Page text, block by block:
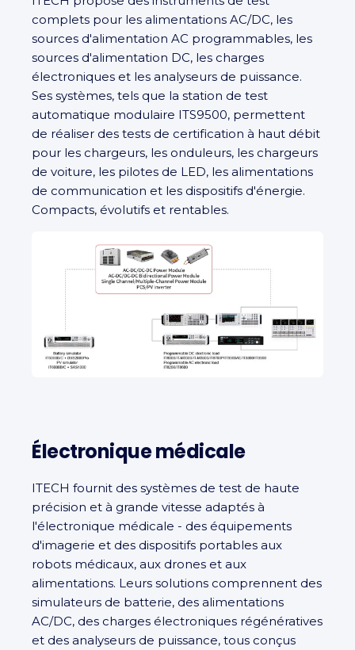
complets pour les alimentations AC/DC, les
sources d'alimentation AC programmables, les
sources d'alimentation DC, les charges
électroniques et les analyseurs de puissance.
Ses systèmes, tels que la station de test
automatique modulaire ITS9500, permettent
de réaliser des tests de certification à haut débit
pour les chargeurs, les onduleurs, les chargeurs
de voiture, les pilotes de LED, les alimentations
de communication et les dispositifs d'énergie.
Compacts, évolutifs et rentables.
Électronique médicale
ITECH fournit des systèmes de test de haute
précision et à grande vitesse adaptés à
l'électronique médicale - des équipements
d'imagerie et des dispositifs portables aux
robots médicaux, aux drones et aux
alimentations. Leurs solutions comprennent des
simulateurs de batterie, des alimentations
AC/DC, des charges électroniques régénératives
et des analyseurs de puissance, tous conçus